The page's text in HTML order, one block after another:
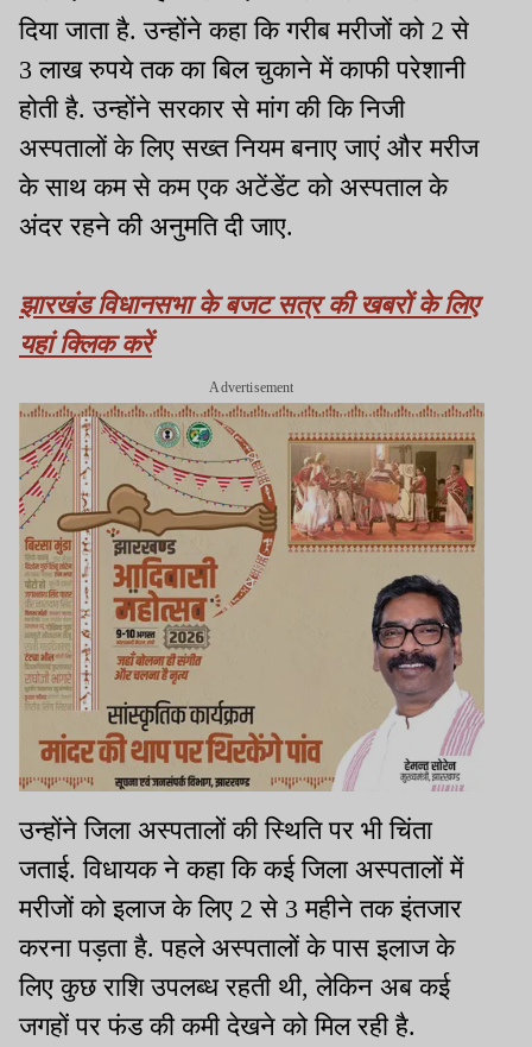
दिया जाता है. उन्होंने कहा कि गरीब मरीजों को 2 से
3 लाख रुपये तक का बिल चुकाने में काफी परेशानी
होती है. उन्होंने सरकार से मांग की कि निजी
अस्पतालों के लिए सख्त नियम बनाए जाएं और मरीज
के साथ कम से कम एक अटेंडेंट को अस्पताल के
अंदर रहने की अनुमति दी जाए.
झारखंड विधानसभा के बजट सत्र की खबरों के लिए
यहां क्लिक करें
Advertisement
उन्होंने जिला अस्पतालों की स्थिति पर भी चिंता
जताई. विधायक ने कहा कि कई जिला अस्पतालों में
मरीजों को इलाज के लिए 2 से 3 महीने तक इंतजार
करना पड़ता है. पहले अस्पतालों के पास इलाज के
लिए कुछ राशि उपलब्ध रहती थी, लेकिन अब कई
जगहों पर फंड की कमी देखने को मिल रही है.